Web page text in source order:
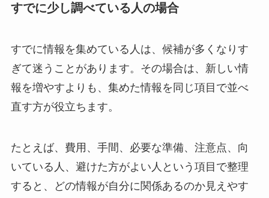
すでに少し調べている人の場合
すでに情報を集めている人は、候補が多くなりす
ぎて迷うことがあります。その場合は、新しい情
報を増やすよりも、集めた情報を同じ項目で並べ
直す方が役立ちます。
たとえば、費用、手間、必要な準備、注意点、向
いている人、避けた方がよい人という項目で整理
すると、どの情報が自分に関係あるのか見えやす